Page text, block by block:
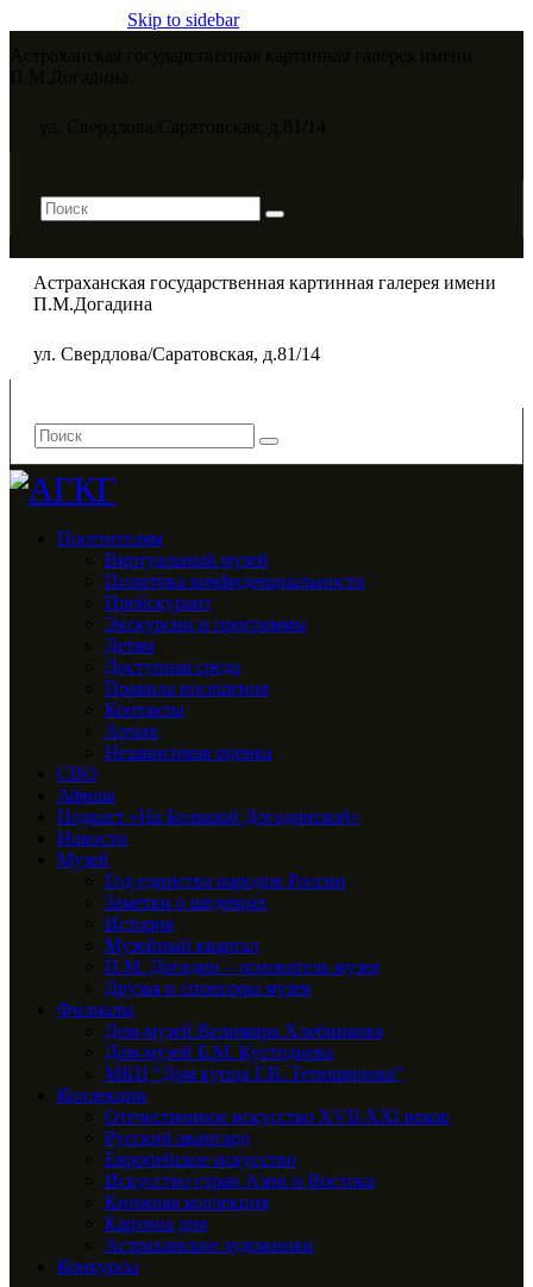
Skip to sidebar
Астраханская государственная картинная галерея имени
П.М.Догадина​
ул. Свердлова/Саратовская, д.81/14
Посетителям
Виртуальный музей
Политика конфиденциальности
Прейскурант
Экскурсии и программы
Детям
Доступная среда
Правила посещения
Контакты
Архив
Независимая оценка
СВО
Афиша
Подкаст «На Большой Догадинской»
Новости
Музей
Год единства народов России
Заметки о шедеврах
История
Музейный квартал
П.М. Догадин – основатель музея
Друзья и спонсоры музея
Филиалы
Дом-музей Велимира Хлебникова
Дом-музей Б.М. Кустодиева
МКЦ “Дом купца Г.В. Тетюшинова”
Коллекции
Отечественное искусство XVII-XXI веков
Русский авангард
Европейское искусство
Искусство стран Азии и Востока
Книжная коллекция
Картина дня
Астраханские художники
Конкурсы